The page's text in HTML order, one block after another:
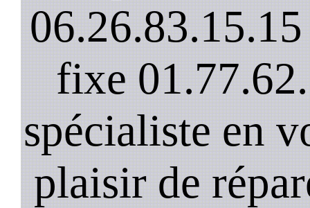
fixe
spécialiste en
plaisir de